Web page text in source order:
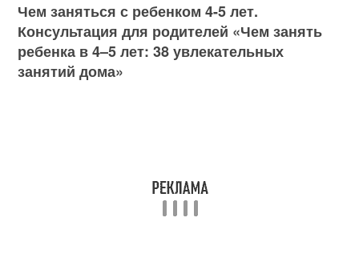
Чем заняться с ребенком 4-5 лет.
Консультация для родителей «Чем занять
ребенка в 4–5 лет: 38 увлекательных
занятий дома»